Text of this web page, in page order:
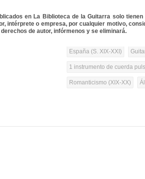
en La Biblioteca de la Guitarra solo
intérprete o empresa, por cualquier motivo,
de autor, infórmenos y se eliminará.
España (S. XIX-XXI)
1 instrumento de cuerda
Romanticismo (XIX-XX)